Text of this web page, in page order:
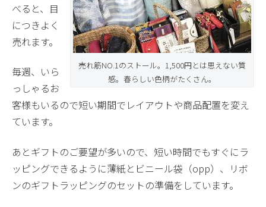
売れ筋NO.1のストール。1,500円とは思えない質
感。春らしい色柄がたくさん。
べると、目
につきよく
売れます。
毎週、いら
っしゃるお
客様もいるので短い期間でレイアウトや商品配置を変え
ています。
あとギフトのご要望が多いので、短い時間でもすぐにラ
ッピングできるように薄紙とビニール袋（opp）、リボ
ンのギフトラッピングのセットの準備をしています。